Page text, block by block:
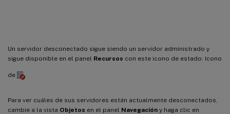
Un servidor desconectado sigue siendo un servidor administrado y
sigue disponible en el panel Recursos con este icono de estado: Icono
de
Para ver cuáles de sus servidores están actualmente desconectados,
cambie a la vista Objetos en el panel Navegación y haga clic en